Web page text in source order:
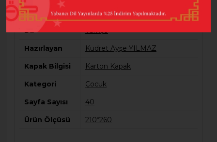
Baskı Sayısı 6
Dil Türkçe
Hazırlayan Kudret Ayşe YILMAZ
Kapak Bilgisi Karton Kapak
Kategori Çocuk
Sayfa Sayısı 40
Ürün Ölçüsü 210*260